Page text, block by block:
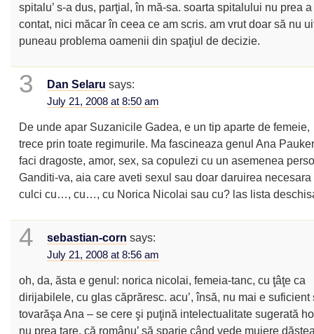
spitalu’ s-a dus, parţial, în mă-sa. soarta spitalului nu prea a
contat, nici măcar în ceea ce am scris. am vrut doar să nu
puneau problema oamenii din spaţiul de decizie.
3 Dan Selaru says:
July 21, 2008 at 8:50 am
De unde apar Suzanicile Gadea, e un tip aparte de femeie,
trece prin toate regimurile. Ma fascineaza genul Ana
faci dragoste, amor, sex, sa copulezi cu un asemenea
Ganditi-va, aia care aveti sexul sau doar daruirea necesara
culci cu…, cu…, cu Norica Nicolai sau cu? las lista
4 sebastian-corn says:
July 21, 2008 at 8:56 am
oh, da, ăsta e genul: norica nicolai, femeia-tanc, cu ţâţe ca
dirijabilele, cu glas căprăresc. acu’, însă, nu mai e suficient
tovarăşa Ana – se cere şi puţină intelectualitate sugerată
nu prea tare, că românu’ să sparie când vede muiere